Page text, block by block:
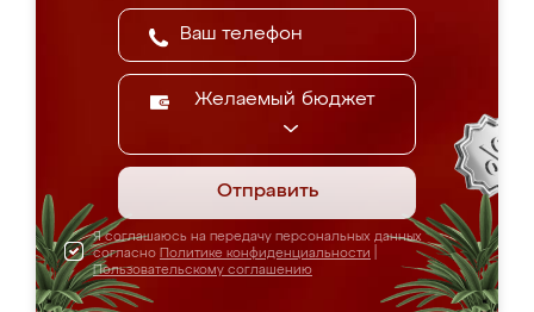
Желаемый бюджет
Отправить
Я соглашаюсь на передачу персональных данных
согласно Политике конфиденциальности
Пользовательскому соглашению